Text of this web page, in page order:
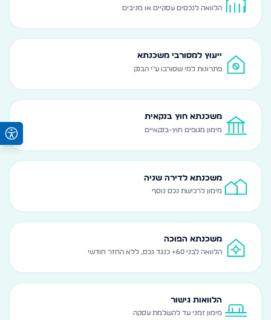
הלוואה לנכסים עסקיים או מניבים
ייעוץ למסורבי משכנתא
פתרונות למי שסורבו ע"י הבנק
משכנתא חוץ בנקאית
מימון מגופים חוץ-בנקאיים
משכנתא לדירה שניה
מימון לרכישת נכס נוסף
משכנתא הפוכה
הלוואה לבני 60+ כנגד נכס, ללא החזר חודשי
הלוואות גישור
מימון זמני עד להשלמת עסקה